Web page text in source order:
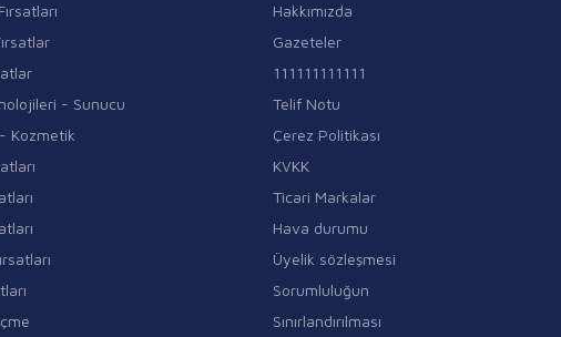
- Sunucu
Kozmetik
Hakkımızda
Gazeteler
111111111111
Telif Notu
Çerez Politikası
KVKK
Ticari Markalar
Hava durumu
Üyelik sözleşmesi
Sorumluluğun
Sınırlandırılması